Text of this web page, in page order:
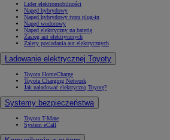
Lider elektromobilności
Napęd hybrydowy
Napęd hybrydowy typu plug-in
Napęd wodorowy
Napęd elektryczny na baterię
Zasięg aut elektrycznych
Zalety posiadania aut elektrycznych
Ładowanie elektrycznej Toyoty
Toyota HomeCharge
Toyota Charging Network
Jak naładować elektryczną Toyotę?
Systemy bezpieczeństwa
Toyota T-Mate
System eCall